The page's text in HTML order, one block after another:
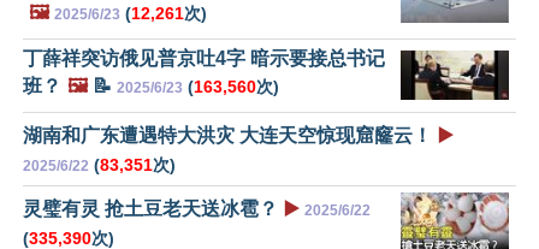
🖼️ 2025/6/23 (12,261次)
丁薛祥突访俄见普京吐4字 暗示要接总书记
班？ 🖼️📝 2025/6/23 (163,560次)
湖南和广东遭遇特大洪灾 大连天空惊现窟窿云！ ▶️
2025/6/22 (83,351次)
灵璧有灵 抢土豆老天送冰雹？ ▶️ 2025/6/22
(335,390次)